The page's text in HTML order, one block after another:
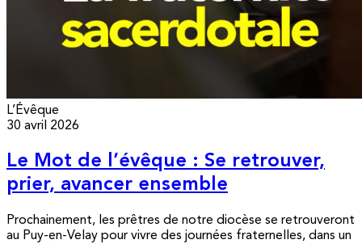
L’Évêque
30 avril 2026
Le Mot de l’évêque : Se retrouver,
prier, avancer ensemble
Prochainement, les prêtres de notre diocèse se retrouveront
au Puy-en-Velay pour vivre des journées fraternelles, dans un